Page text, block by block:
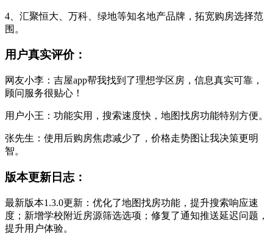
4、汇聚恒大、万科、绿地等知名地产品牌，拓宽购房选择范
围。
用户真实评价：
网友小李：吉屋app帮我找到了理想学区房，信息真实可靠，
顾问服务很贴心！
用户小王：功能实用，搜索速度快，地图找房功能特别方便。
张先生：使用后购房焦虑减少了，价格走势图让我决策更明
智。
版本更新日志：
最新版本1.3.0更新：优化了地图找房功能，提升搜索响应速
度；新增学校附近房源筛选选项；修复了通知推送延迟问题，
提升用户体验。